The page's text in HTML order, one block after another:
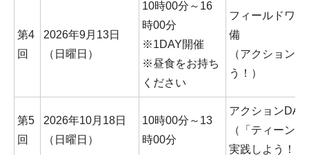
第4
回
2026年9月13日
（日曜日）
10時00分～16
時00分
※1DAY開催
※昼食をお持ち
ください
フィールドワ
備
（アクション
う！）
第5
回
2026年10月18日
（日曜日）
10時00分～13
時00分
アクションDAY
（「ティーン
実践しよう！）